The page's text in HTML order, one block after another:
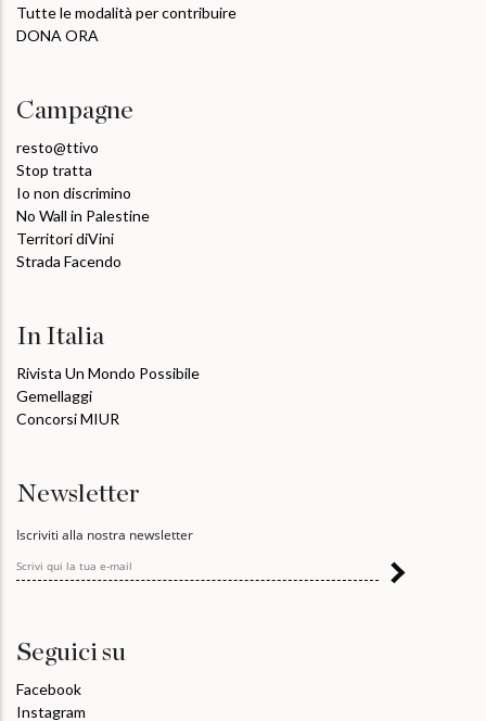
Tutte le modalità per contribuire
DONA ORA
Campagne
resto@ttivo
Stop tratta
Io non discrimino
No Wall in Palestine
Territori diVini
Strada Facendo
In Italia
Rivista Un Mondo Possibile
Gemellaggi
Concorsi MIUR
Newsletter
Iscriviti alla nostra newsletter
Seguici su
Facebook
Instagram